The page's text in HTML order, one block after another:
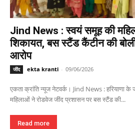
Jind News : स्वयं समूह की
शिकायत, बस स्टैंड कैंटीन की
आरोप
जींद ekta kranti - 09/06/2026
एकता क्रांति न्यूज नेटवर्क। Jind News : हरियाणा के
महिलाओं ने रोडवेज जींद प्रशासन पर बस स्टैंड की...
Read more